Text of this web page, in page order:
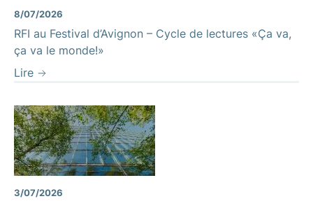
8/07/2026
RFI au Festival d’Avignon – Cycle de lectures «Ça va,
ça va le monde!»
Lire
3/07/2026